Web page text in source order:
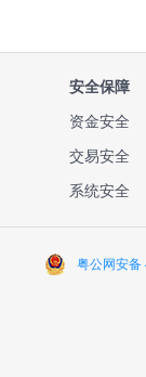
安全保障
资金安全
交易安全
系统安全
粤公网安备